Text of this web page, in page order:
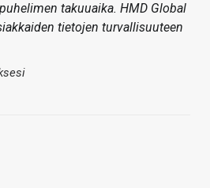
takuuaika. HMD Global
tietojen turvallisuuteen